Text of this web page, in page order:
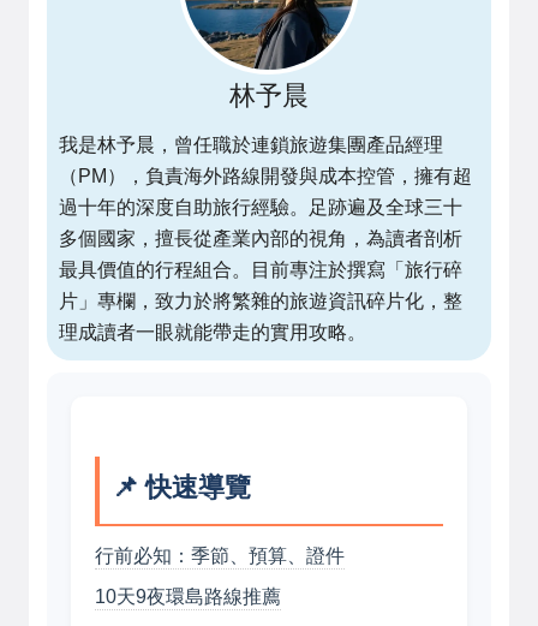
林予晨
我是林予晨，曾任職於連鎖旅遊集團產品經理
（PM），負責海外路線開發與成本控管，擁有超
過十年的深度自助旅行經驗。足跡遍及全球三十
多個國家，擅長從產業內部的視角，為讀者剖析
最具價值的行程組合。目前專注於撰寫「旅行碎
片」專欄，致力於將繁雜的旅遊資訊碎片化，整
理成讀者一眼就能帶走的實用攻略。
📌 快速導覽
行前必知：季節、預算、證件
10天9夜環島路線推薦